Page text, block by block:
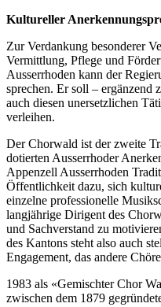
Kultureller
Zur Verdankung besonderer
Vermittlung, Pflege und
Ausserrhoden kann der
sprechen. Er soll – ergänzend
auch diesen unersetzlichen
verleihen.
Der Chorwald ist der zweite
dotierten Ausserrhoder
Appenzell Ausserrhoden
Öffentlichkeit dazu, sich
einzelne professionelle
langjährige Dirigent des
und Sachverstand zu
des Kantons steht also auch
Engagement, das andere
1983 als «Gemischter Chor
zwischen dem 1879